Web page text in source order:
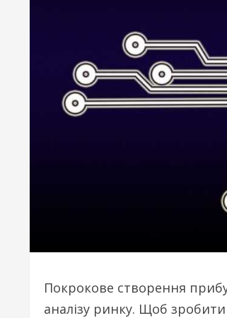
Покрокове створення
аналізу ринку. Щоб